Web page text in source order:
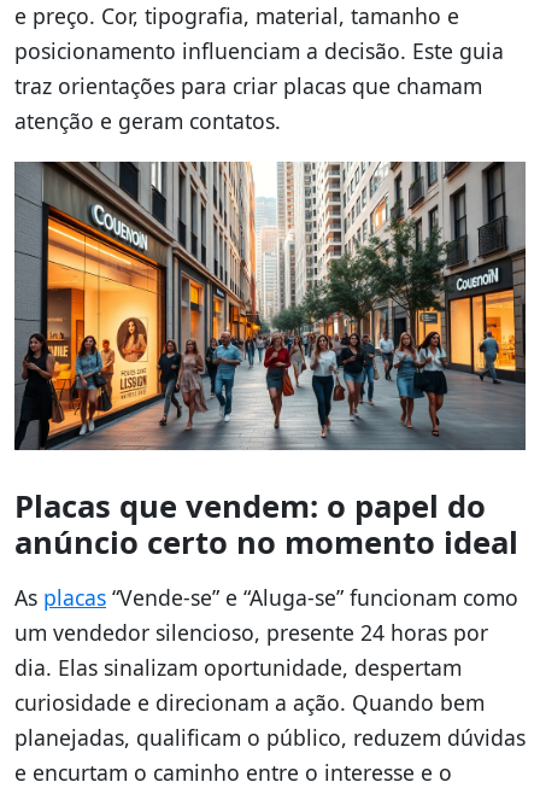
e preço. Cor, tipografia, material, tamanho e
posicionamento influenciam a decisão. Este guia
traz orientações para criar placas que chamam
atenção e geram contatos.
Placas que vendem: o papel do
anúncio certo no momento ideal
As placas “Vende-se” e “Aluga-se” funcionam como
um vendedor silencioso, presente 24 horas por
dia. Elas sinalizam oportunidade, despertam
curiosidade e direcionam a ação. Quando bem
planejadas, qualificam o público, reduzem dúvidas
e encurtam o caminho entre o interesse e o